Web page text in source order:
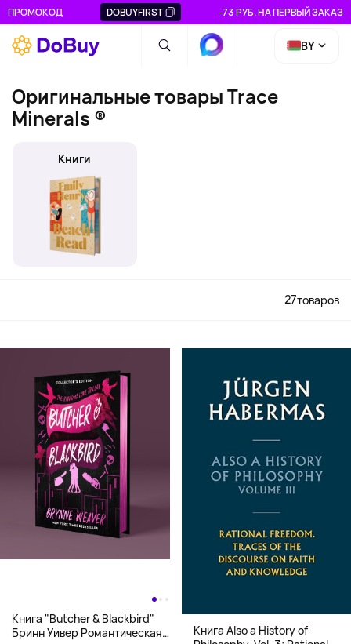
ПРОМОКОД DOBUYFIRST -73 РУБ. НА ПЕРВЫЙ ЗАКАЗ
BY
Оригинальные товары Trace
Minerals ®
Книги
27товаров
Книга "Butcher & Blackbird"
Бринн Уивер Романтическая
Книга Also a History of